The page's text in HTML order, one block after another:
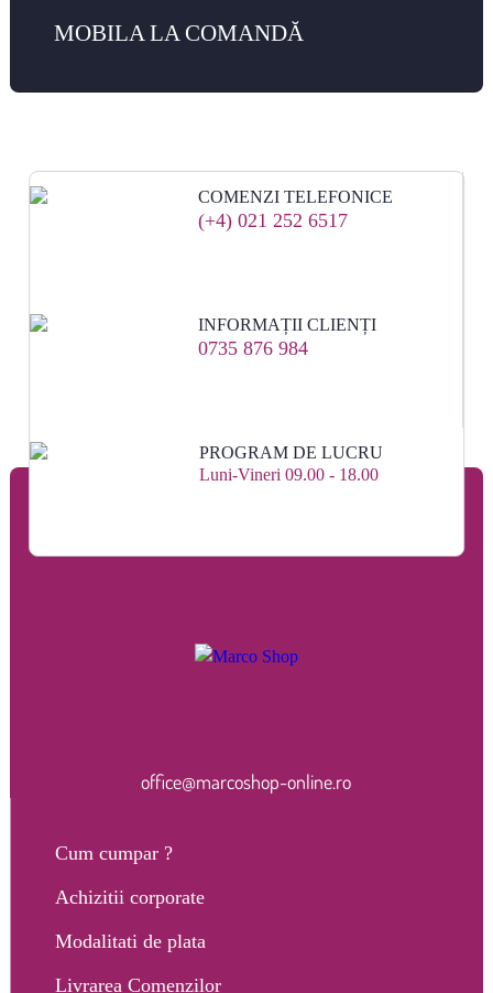
MOBILA LA COMANDĂ
COMENZI TELEFONICE
(+4) 021 252 6517
INFORMAȚII CLIENȚI
0735 876 984
PROGRAM DE LUCRU
Luni-Vineri 09.00 - 18.00
office@marcoshop-online.ro
Cum cumpar ?
Achizitii corporate
Modalitati de plata
Livrarea Comenzilor